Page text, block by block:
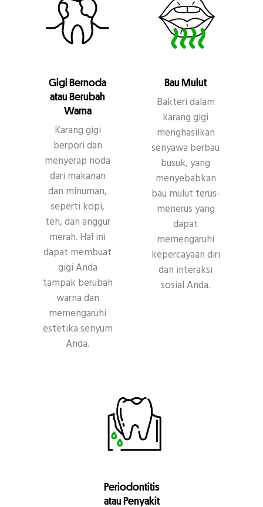
Gigi Bernoda
atau Berubah
Warna
Karang gigi
berpori dan
menyerap noda
dari makanan
dan minuman,
seperti kopi,
teh, dan anggur
merah. Hal ini
dapat membuat
gigi Anda
tampak berubah
warna dan
memengaruhi
estetika senyum
Anda.
Bau Mulut
Bakteri dalam
karang gigi
menghasilkan
senyawa berbau
busuk, yang
menyebabkan
bau mulut terus-
menerus yang
dapat
memengaruhi
kepercayaan diri
dan interaksi
sosial Anda.
Periodontitis
atau Penyakit